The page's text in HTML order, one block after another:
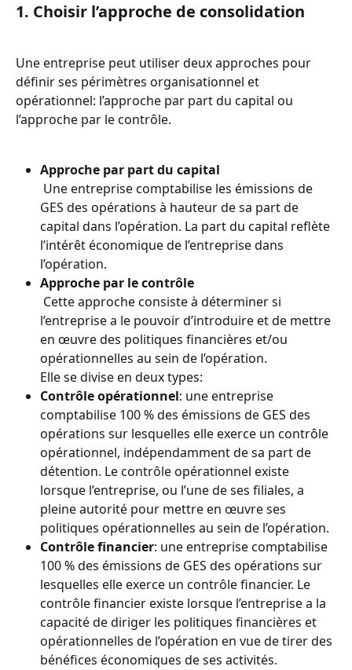
1. Choisir l’approche de consolidation
Une entreprise peut utiliser deux approches pour
définir ses périmètres organisationnel et
opérationnel: l’approche par part du capital ou
l’approche par le contrôle.
Approche par part du capital
Une entreprise comptabilise les émissions de
GES des opérations à hauteur de sa part de
capital dans l’opération. La part du capital reflète
l’intérêt économique de l’entreprise dans
l’opération.
Approche par le contrôle
Cette approche consiste à déterminer si
l’entreprise a le pouvoir d’introduire et de mettre
en œuvre des politiques financières et/ou
opérationnelles au sein de l’opération.
Elle se divise en deux types:
Contrôle opérationnel: une entreprise
comptabilise 100 % des émissions de GES des
opérations sur lesquelles elle exerce un contrôle
opérationnel, indépendamment de sa part de
détention. Le contrôle opérationnel existe
lorsque l’entreprise, ou l’une de ses filiales, a
pleine autorité pour mettre en œuvre ses
politiques opérationnelles au sein de l’opération.
Contrôle financier: une entreprise comptabilise
100 % des émissions de GES des opérations sur
lesquelles elle exerce un contrôle financier. Le
contrôle financier existe lorsque l’entreprise a la
capacité de diriger les politiques financières et
opérationnelles de l’opération en vue de tirer des
bénéfices économiques de ses activités.